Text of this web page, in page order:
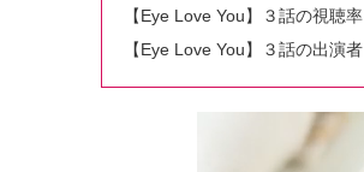
【Eye Love You】３話の視聴率
【Eye Love You】３話の出演者